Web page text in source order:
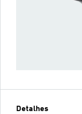
Detalhes